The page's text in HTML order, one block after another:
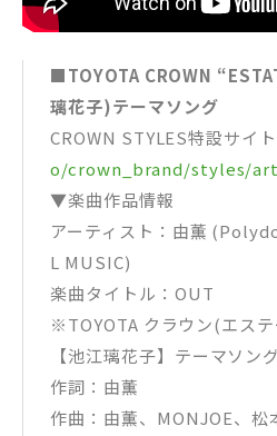
■TOYOTA CROWN
璃花子)テーマソング
CROWN STYLES特設サイト
o/crown_brand/styles/
▼楽曲作品情報
アーティスト：由薫
L MUSIC)
楽曲タイトル：OUT
※TOYOTA クラウン(エス
【池江璃花子】テーマソング
作詞：由薫
作曲：由薫、MONJOE、